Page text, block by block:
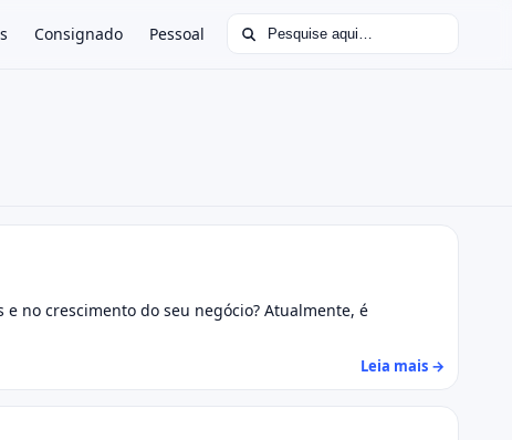
Consignado Pessoal Buscar por:
no crescimento do seu negócio? Atualmente, é
Leia mais →